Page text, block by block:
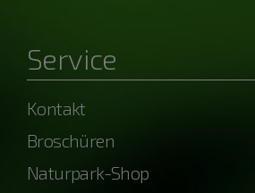
Service
Kontakt
Broschüren
Naturpark-Shop